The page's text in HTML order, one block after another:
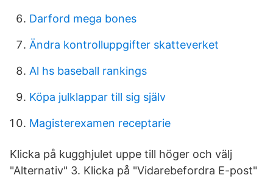
Darford mega bones
Ändra kontrolluppgifter skatteverket
Al hs baseball rankings
Köpa julklappar till sig själv
Magisterexamen receptarie
Klicka på kugghjulet uppe till höger och välj
"Alternativ" 3. Klicka på "Vidarebefordra E-post"